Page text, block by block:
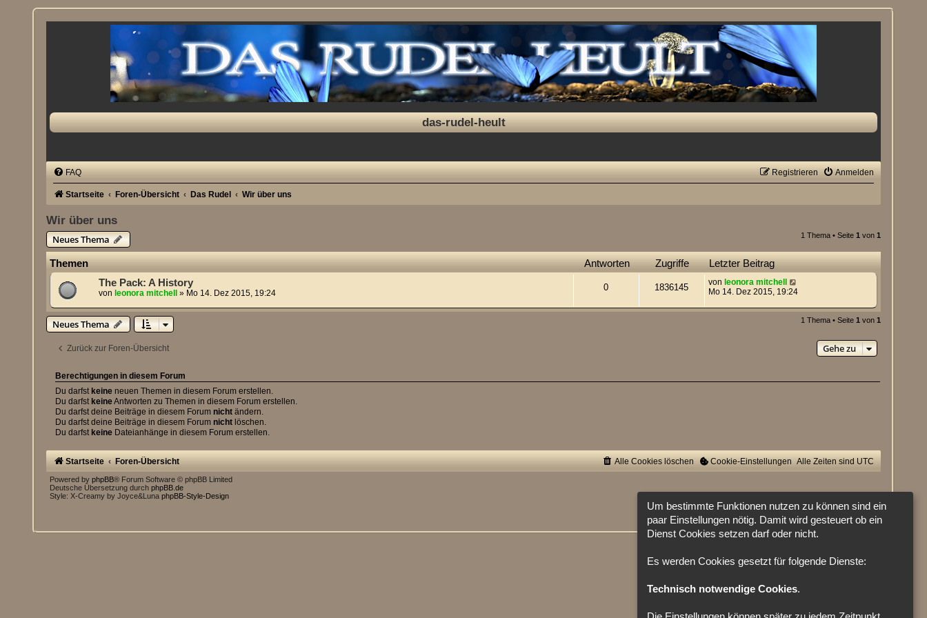
das-rudel-heult
FAQ Anmelden
Registrieren
Startseite Foren-Übersicht Das Rudel Wir über uns
Wir über uns
Neues Thema
1 Thema • Seite 1 von 1
Themen Antworten Zugriffe Letzter Beitrag
The Pack: A History
von leonora mitchell » Mo 14. Dez 2015, 19:24
0 1836145 von leonora mitchell
Mo 14. Dez 2015, 19:24
Neues Thema 1 Thema • Seite 1 von 1
Zurück zur Foren-Übersicht Gehe zu
Berechtigungen in diesem Forum
Du darfst keine neuen Themen in diesem Forum erstellen.
Du darfst keineAntworten zu Themen in diesem Forum erstellen.
Du darfst deine Beiträge in diesem Forumnicht ändern.
Du darfst deine Beiträge in diesem Forumnicht löschen.
Du darfst keine Dateianhänge in diesem Forum erstellen.
Startseite Foren-Übersicht Alle Zeiten sind UTC
Cookie-Einstellungen
Alle Cookies löschen
Powered byphpBB® Forum Software © phpBB Limited
Deutsche Übersetzung durchphpBB.de
Style: X-Creamy by Joyce&LunaphpBB-Style-Design
Um bestimmte Funktionen nutzen zu können sind ein
paar Einstellungen nötig. Damit wird gesteuert ob ein
Dienst Cookies setzen darf oder nicht.
Es werden Cookies gesetzt für folgende Dienste:
Technisch notwendige Cookies.